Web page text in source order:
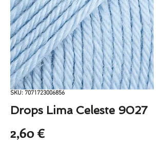
SKU: 7071723006856
Drops Lima Celeste 9027
2,60 €